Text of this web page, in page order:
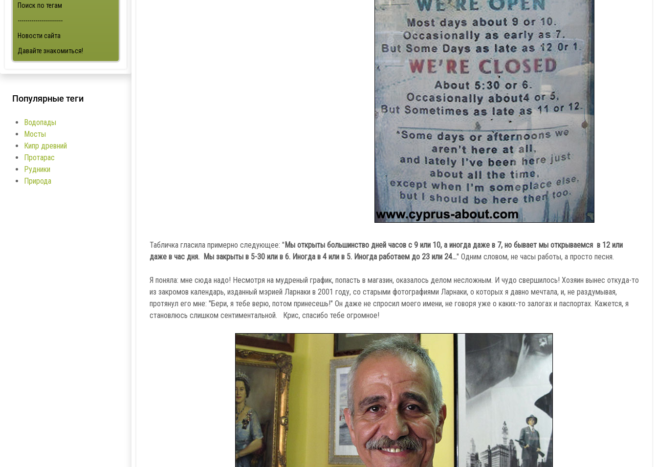
Поиск по тегам
-----------------------
Новости сайта
Давайте знакомиться!
Популярные теги
Водопады
Мосты
Кипр древний
Протарас
Рудники
Природа
Табличка гласила примерно следующее: " Мы открыты большинство дней часов с 9 или 10, а иногда даже в 7, но бывает мы открываемся в 12 или
даже в час дня. Мы закрыты в 5-30 или в 6. Иногда в 4 или в 5. Иногда работаем до 23 или 24..." Одним словом, не часы работы, а просто песня.
Я поняла: мне сюда надо! Несмотря на мудреный график, попасть в магазин, оказалось делом несложным. И чудо свершилось! Хозяин вынес откуда-то
из закромов календарь, изданный мэрией Ларнаки в 2001 году, со старыми фотографиями Ларнаки, о которых я давно мечтала, и, не раздумывая,
протянул его мне: "Бери, я тебе верю, потом принесешь!" Он даже не спросил моего имени, не говоря уже о каких-то залогах и паспортах. Кажется, я
становлюсь слишком сентиментальной. Крис, спасибо тебе огромное!